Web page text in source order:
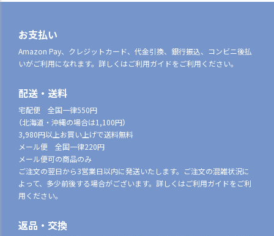
お支払い
Amazon Pay、クレジットカード、代金引換、銀行振込、コンビニ後払
いがご利用になれます。詳しくはご利用ガイドをご利用ください。
配送・送料
宅配便 全国一律550円
（北海道・沖縄の場合は1,100円）
3,980円以上お買い上げで送料無料
メール便 全国一律220円
メール便可の商品のみ
ご注文の翌日から3営業日以内に発送いたします。ご注文の混雑状況に
よって、多少前後する場合がございます。詳しくはご利用ガイドをご利
用ください。
返品・交換